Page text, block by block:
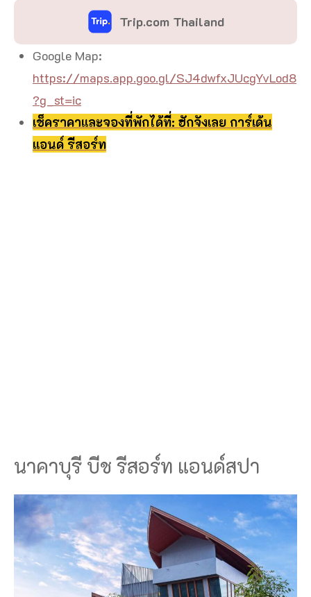
Trip.com Thailand
Google Map:
https://maps.app.goo.gl/SJ4dwfxJUcgYvLod8
?g_st=ic
เช็คราคาและจองที่พักได้ที่: ฮักจังเลย การ์เด้น
แอนด์ รีสอร์ท
นาคาบุรี บีช รีสอร์ท แอนด์สปา